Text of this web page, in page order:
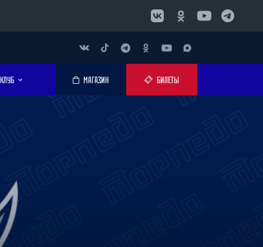
КЛУБ МАГАЗИН БИЛЕТЫ